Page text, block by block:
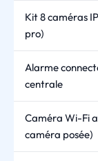
Kit 8 caméras
pro)
Alarme
centrale
Caméra Wi-Fi
caméra posée)